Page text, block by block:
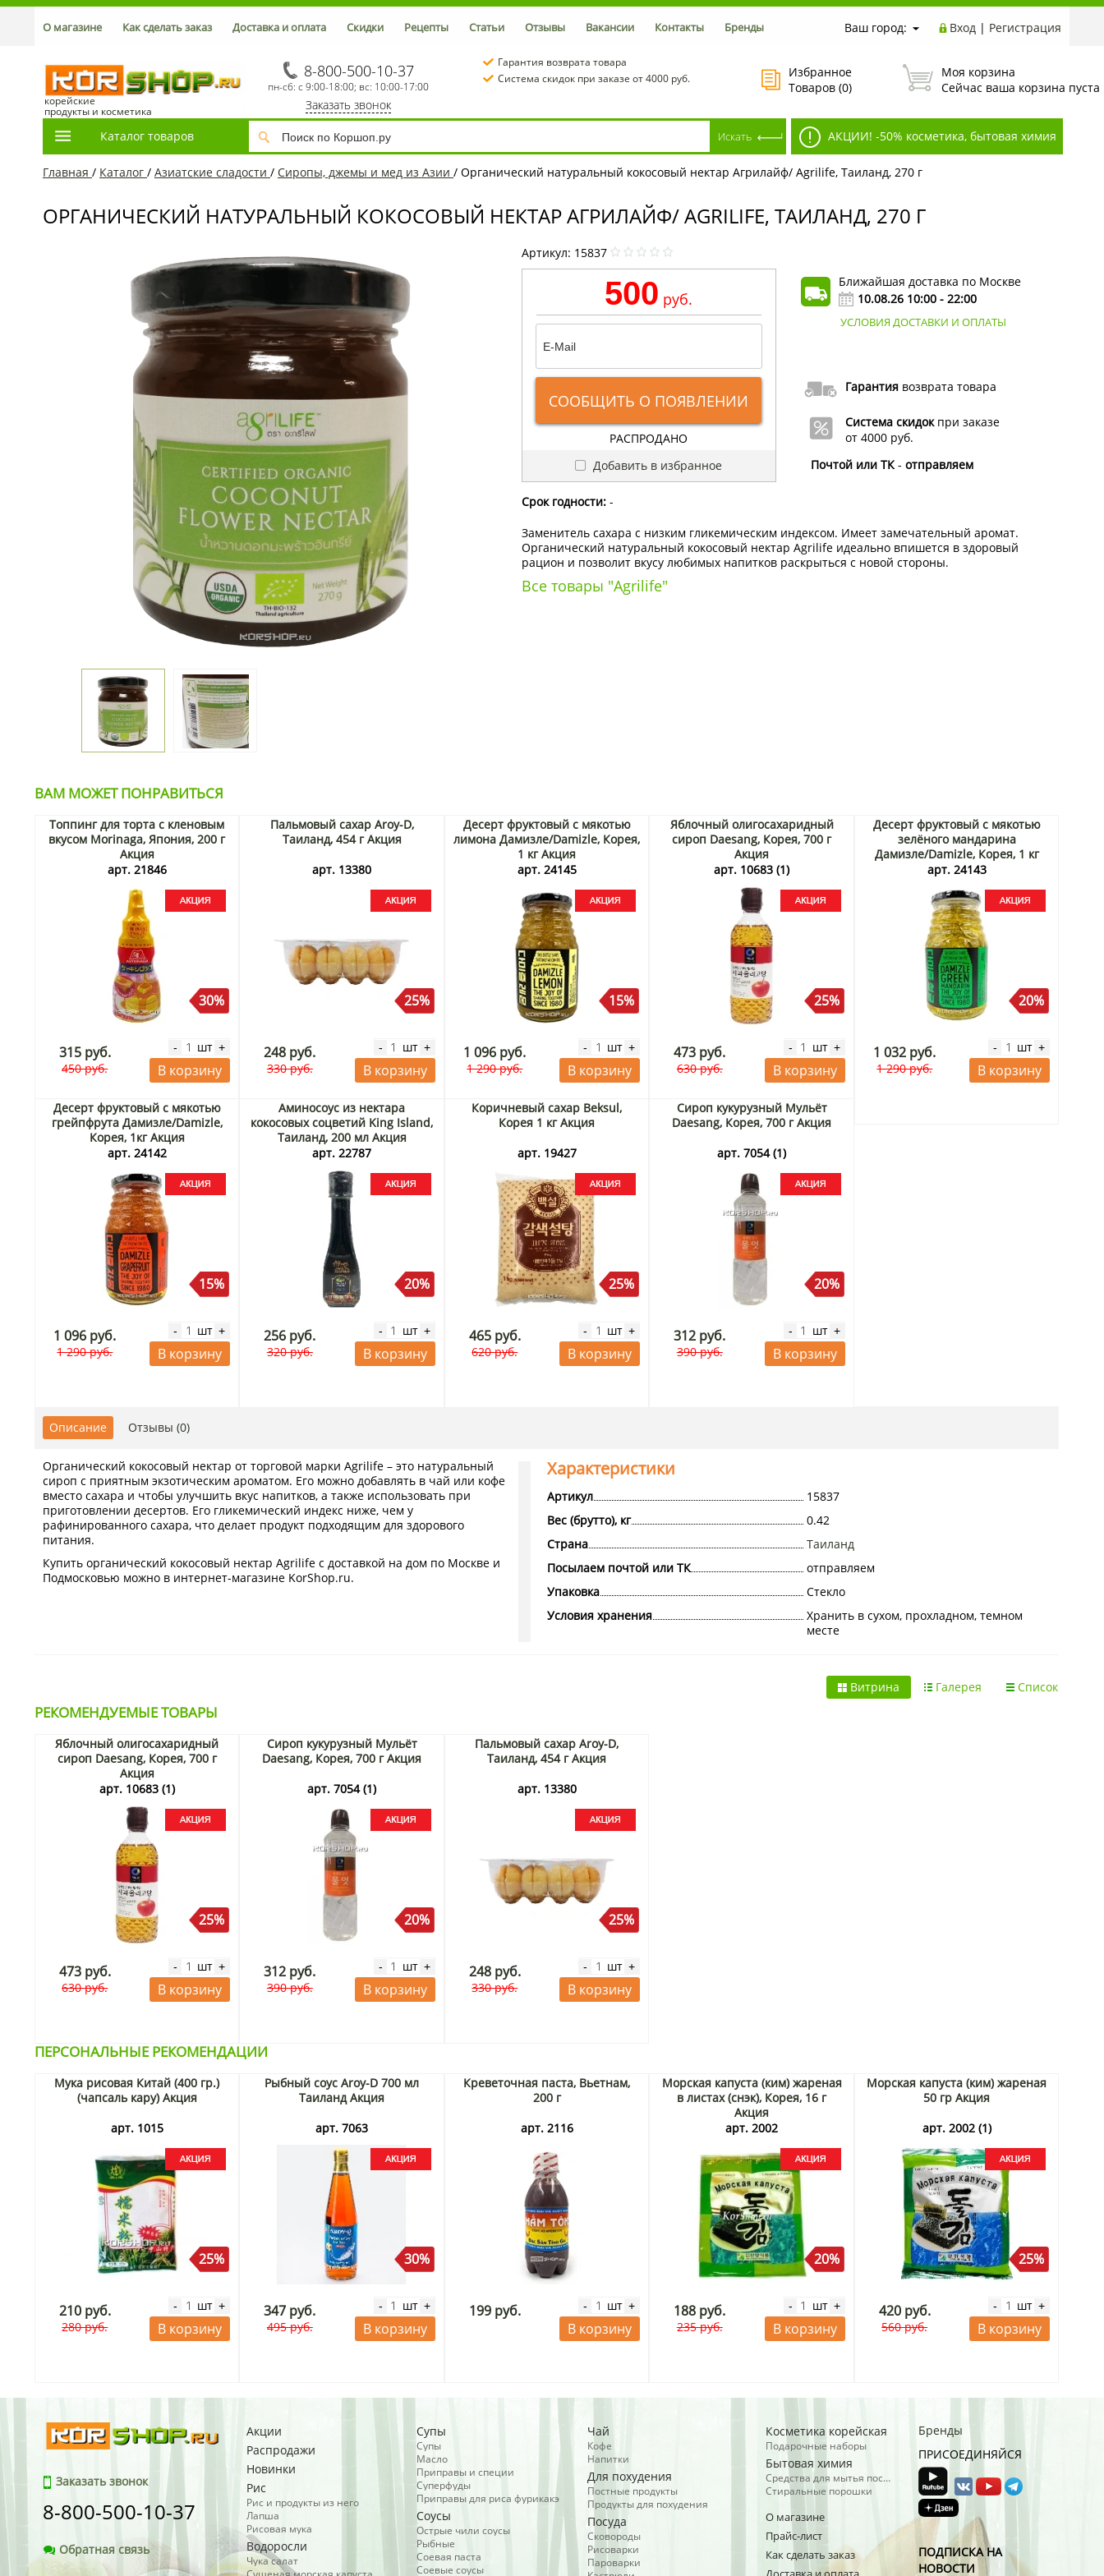
Ваш город: Вход | Регистрация
О магазине Как сделать заказ Доставка и оплата Скидки Рецепты Статьи Отзывы Вакансии Контакты Бренды
корейские
продукты и косметика
8-800-500-10-37
пн-сб: с 9:00-18:00; вс: 10:00-17:00
Заказать звонок
Гарантия возврата товара
Система скидок при заказе от 4000 руб.
Избранное
Товаров (0)
Моя корзина
Сейчас ваша корзина пуста
Каталог товаров АКЦИИ! -50% косметика, бытовая химия
Главная / Каталог / Азиатcкие сладости / Сиропы, джемы и мед из Азии / Органический натуральный кокосовый нектар Агрилайф/ Agrilife, Таиланд, 270 г
ОРГАНИЧЕСКИЙ НАТУРАЛЬНЫЙ КОКОСОВЫЙ НЕКТАР АГРИЛАЙФ/ AGRILIFE, ТАИЛАНД, 270 Г
Артикул: 15837
500 руб.
СООБЩИТЬ О ПОЯВЛЕНИИ
РАСПРОДАНО
Добавить в избранное
Ближайшая доставка по Москве
10.08.26 10:00 - 22:00
УСЛОВИЯ ДОСТАВКИ И ОПЛАТЫ
Гарантиявозврата товара
Система скидокпри заказе
от 4000 руб.
Почтой или ТК- отправляем
Срок годности:-
Заменитель сахара с низким гликемическим индексом. Имеет замечательный аромат.
Органический натуральный кокосовый нектар Agrilife идеально впишется в здоровый
рацион и позволит вкусу любимых напитков раскрыться с новой стороны.
Все товары "Agrilife"
ВАМ МОЖЕТ ПОНРАВИТЬСЯ
Топпинг для торта с кленовым
вкусом Morinaga, Япония, 200 г
Акция
арт. 21846
30%
315 руб.
450 руб.
- шт +
В корзину
Пальмовый сахар Aroy-D,
Таиланд, 454 г Акция
арт. 13380
25%
248 руб.
330 руб.
- шт +
В корзину
Десерт фруктовый с мякотью
лимона Дамизле/Damizle, Корея,
1 кг Акция
арт. 24145
15%
1 096 руб.
1 290 руб.
- шт +
В корзину
Яблочный олигосахаридный
сироп Daesang, Корея, 700 г
Акция
арт. 10683 (1)
25%
473 руб.
630 руб.
- шт +
В корзину
Десерт фруктовый с мякотью
зелёного мандарина
Дамизле/Damizle, Корея, 1 кг
Акция
арт. 24143
20%
1 032 руб.
1 290 руб.
- шт +
В корзину
Десерт фруктовый с мякотью
грейпфрута Дамизле/Damizle,
Корея, 1кг Акция
арт. 24142
15%
1 096 руб.
1 290 руб.
- шт +
В корзину
Аминосоус из нектара
кокосовых соцветий King Island,
Таиланд, 200 мл Акция
арт. 22787
20%
256 руб.
320 руб.
- шт +
В корзину
Коричневый сахар Beksul,
Корея 1 кг Акция
арт. 19427
25%
465 руб.
620 руб.
- шт +
В корзину
Сироп кукурузный Мульёт
Daesang, Корея, 700 г Акция
арт. 7054 (1)
20%
312 руб.
390 руб.
- шт +
В корзину
Описание Отзывы (0)
Характеристики
Артикул
15837
Вес (брутто), кг
0.42
Страна
Таиланд
Посылаем почтой или ТК
отправляем
Упаковка
Стекло
Условия хранения
Хранить в сухом, прохладном, темном
месте
Органический кокосовый нектар от торговой марки Agrilife – это натуральный
сироп с приятным экзотическим ароматом. Его можно добавлять в чай или кофе
вместо сахара и чтобы улучшить вкус напитков, а также использовать при
приготовлении десертов. Его гликемический индекс ниже, чем у
рафинированного сахара, что делает продукт подходящим для здорового
питания.
Купить органический кокосовый нектар Agrilife с доставкой на дом по Москве и
Подмосковью можно в интернет-магазине KorShop.ru.
Список
Галерея
Витрина
РЕКОМЕНДУЕМЫЕ ТОВАРЫ
Яблочный олигосахаридный
сироп Daesang, Корея, 700 г
Акция
арт. 10683 (1)
25%
473 руб.
630 руб.
- шт +
В корзину
Сироп кукурузный Мульёт
Daesang, Корея, 700 г Акция
арт. 7054 (1)
20%
312 руб.
390 руб.
- шт +
В корзину
Пальмовый сахар Aroy-D,
Таиланд, 454 г Акция
арт. 13380
25%
248 руб.
330 руб.
- шт +
В корзину
ПЕРСОНАЛЬНЫЕ РЕКОМЕНДАЦИИ
Мука рисовая Китай (400 гр.)
(чапсаль кару) Акция
арт. 1015
25%
210 руб.
280 руб.
- шт +
В корзину
Рыбный соус Aroy-D 700 мл
Таиланд Акция
арт. 7063
30%
347 руб.
495 руб.
- шт +
В корзину
Креветочная паста, Вьетнам,
200 г
арт. 2116
199 руб. - шт +
В корзину
Морская капуста (ким) жареная
в листах (снэк), Корея, 16 г
Акция
арт. 2002
20%
188 руб.
235 руб.
- шт +
В корзину
Морская капуста (ким) жареная
50 гр Акция
арт. 2002 (1)
25%
420 руб.
560 руб.
- шт +
В корзину
Заказать звонок
8-800-500-10-37
Обратная связь
Акции
Распродажи
Новинки
Рис
Рис и продукты из него
Лапша
Рисовая мука
Водоросли
Чука салат
Супы
Супы
Масло
Приправы и специи
Суперфуды
Приправы для риса фурикакэ
Соусы
Острые чили соусы
Рыбные
Соевая паста
Соевые соусы
Чай
Кофе
Напитки
Для похудения
Постные продукты
Продукты для похудения
Посуда
Сковороды
Рисоварки
Пароварки
Косметика корейская
Подарочные наборы
Бытовая химия
Средства для мытья посуды
Стиральные порошки
О магазине
Прайс-лист
Как сделать заказ
Бренды
ПРИСОЕДИНЯЙСЯ
ПОДПИСКА НА
НОВОСТИ